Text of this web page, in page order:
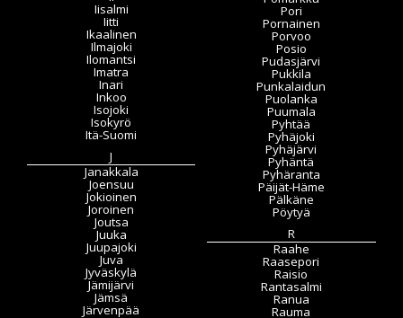
Iisalmi
Iitti
Ikaalinen
Ilmajoki
Ilomantsi
Imatra
Inari
Inkoo
Isojoki
Isokyrö
Itä-Suomi
J
Janakkala
Joensuu
Jokioinen
Joroinen
Joutsa
Juuka
Juupajoki
Juva
Jyväskylä
Jämijärvi
Jämsä
Järvenpää
Pori
Pornainen
Porvoo
Posio
Pudasjärvi
Pukkila
Punkalaidun
Puolanka
Puumala
Pyhtää
Pyhäjoki
Pyhäjärvi
Pyhäntä
Pyhäranta
Päijät-Häme
Pälkäne
Pöytyä
R
Raahe
Raasepori
Raisio
Rantasalmi
Ranua
Rauma